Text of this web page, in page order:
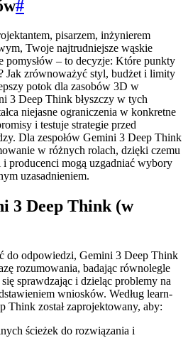
#
pisarzem, inżynierem
Twoje najtrudniejsze wąskie
pomysłów – to decyzje: Które punkty
Jak zrównoważyć styl, budżet i limity
potok dla zasobów 3D w
3 Deep Think błyszczy w tych
niejasne ograniczenia w konkretne
i testuje strategie przed
Dla zespołów Gemini 3 Deep Think
w różnych rolach, dzięki czemu
i producenci mogą uzgadniać wybory
uzasadnieniem.
3 Deep Think (w
do odpowiedzi, Gemini 3 Deep Think
rozumowania, badając równolegle
sprawdzając i dzieląc problemy na
wniosków. Według learn-
Think został zaprojektowany, aby:
ścieżek do rozwiązania i